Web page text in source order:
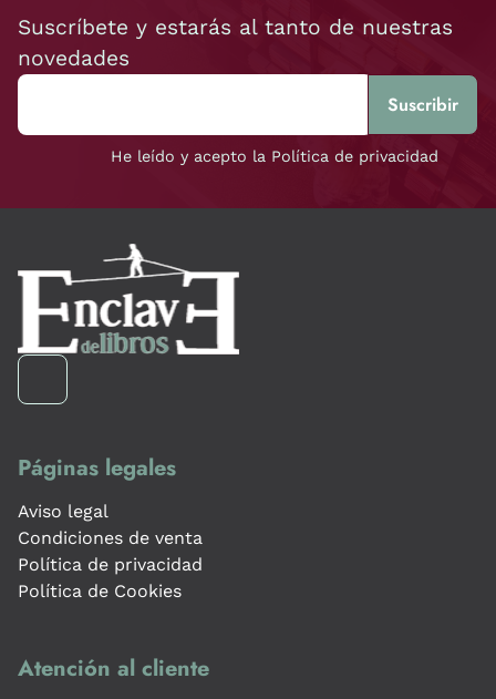
Suscríbete y estarás al tanto de nuestras
novedades
He leído y acepto la Política de privacidad
Páginas legales
Aviso legal
Condiciones de venta
Política de privacidad
Política de Cookies
Atención al cliente